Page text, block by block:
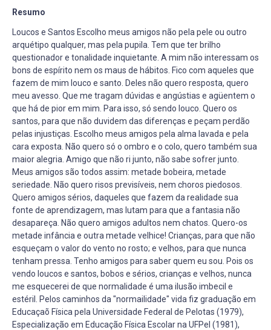
Resumo
Loucos e Santos Escolho meus amigos não pela pele ou outro
arquétipo qualquer, mas pela pupila. Tem que ter brilho
questionador e tonalidade inquietante. A mim não interessam os
bons de espírito nem os maus de hábitos. Fico com aqueles que
fazem de mim louco e santo. Deles não quero resposta, quero
meu avesso. Que me tragam dúvidas e angústias e agüentem o
que há de pior em mim. Para isso, só sendo louco. Quero os
santos, para que não duvidem das diferenças e peçam perdão
pelas injustiças. Escolho meus amigos pela alma lavada e pela
cara exposta. Não quero só o ombro e o colo, quero também sua
maior alegria. Amigo que não ri junto, não sabe sofrer junto.
Meus amigos são todos assim: metade bobeira, metade
seriedade. Não quero risos previsíveis, nem choros piedosos.
Quero amigos sérios, daqueles que fazem da realidade sua
fonte de aprendizagem, mas lutam para que a fantasia não
desapareça. Não quero amigos adultos nem chatos. Quero-os
metade infância e outra metade velhice! Crianças, para que não
esqueçam o valor do vento no rosto; e velhos, para que nunca
tenham pressa. Tenho amigos para saber quem eu sou. Pois os
vendo loucos e santos, bobos e sérios, crianças e velhos, nunca
me esquecerei de que normalidade é uma ilusão imbecil e
estéril. Pelos caminhos da "normailidade" vida fiz graduação em
Educaçaõ Física pela Universidade Federal de Pelotas (1979),
Especialização em Educação Física Escolar na UFPel (1981),